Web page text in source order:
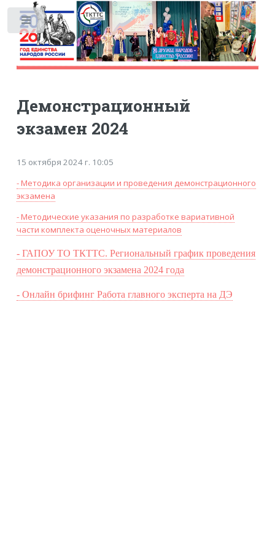
Демонстрационный
экзамен 2024
15 октября 2024 г. 10:05
- Методика организации и проведения демонстрационного
экзамена
- Методические указания по разработке вариативной
части комплекта оценочных материалов
- ГАПОУ ТО ТКТТС. Региональный график проведения
демонстрационного экзамена 2024 года
- Онлайн брифинг Работа главного эксперта на ДЭ
Toggle